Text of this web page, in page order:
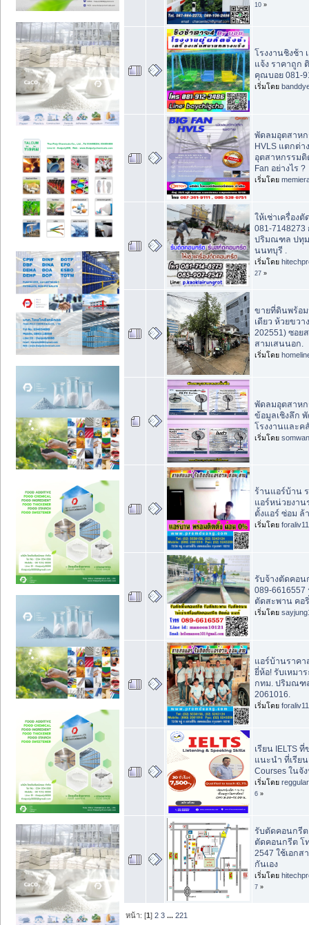
10 »
โรงงานชิงช้า
แจ้ง ราคาถูก
คุณบอย 081-
เริ่มโดย
พัดลมอุตสาห
HVLS แตกต่า
อุตสาหกรรมติ
Fan อย่างไร ?
เริ่มโดย
ให้เช่าเครื่อง
081-7148273
ปริมณฑล ปทุ
นนทบุรี .
เริ่มโดย
27 »
ขายที่ดินพร้อม
เดียว ห้วยขวา
202551) ซอย
สามเสนนอก.
เริ่มโดย
พัดลมอุตสาห
ข้อมูลเชิงลึก
โรงงานและค
เริ่มโดย
ร้านแอร์บ้าน
แอร์หน่วยงาน
ตั้งแอร์ ซ่อม ล้
เริ่มโดย foraliv11
รับจ้างตัดคอ
089-
ตัดสะพาน คอ
เริ่มโดย
แอร์บ้านราคา
ยี่ห้อ! รับเหมา
กทม. ปริมณฑ
2061016.
เริ่มโดย foraliv11
เรียน IELTS
แนะนำ ที่เรียน
Courses ใน
เริ่มโดย
6 »
รับตัดคอนกรีต
ตัดคอนกรีต โ
2547 ใช้เอกส
กันเอง
เริ่มโดย
7 »
หน้า: [1]2 3 ...221